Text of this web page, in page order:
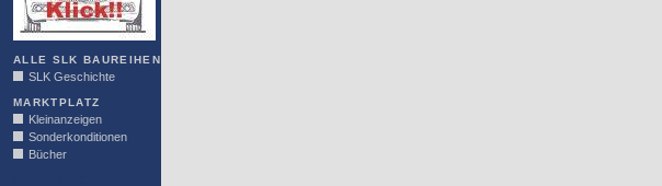
ALLE SLK BAUREIHEN
SLK Geschichte
MARKTPLATZ
Kleinanzeigen
Sonderkonditionen
Bücher